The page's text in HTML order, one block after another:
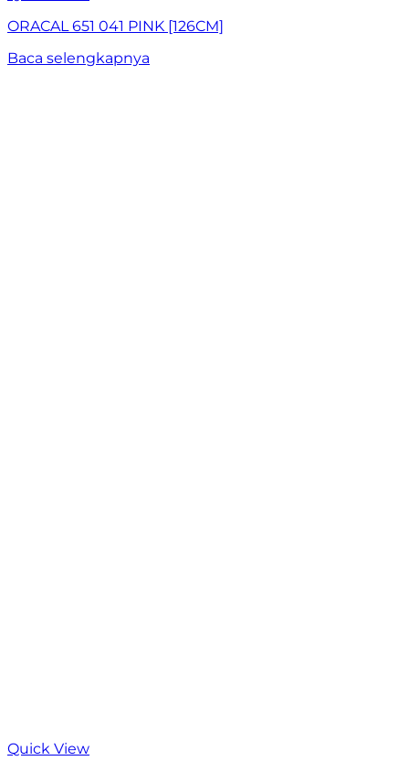
ORACAL 651 041 PINK [126CM]
Baca selengkapnya
Quick View